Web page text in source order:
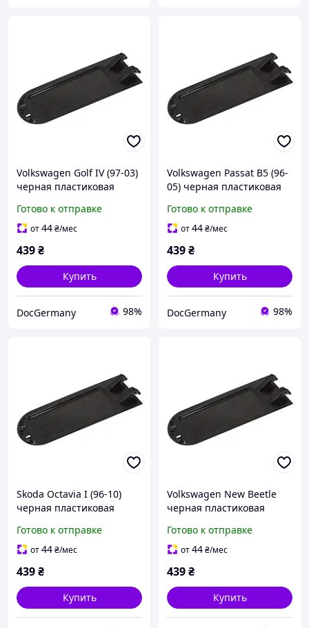
Volkswagen Golf IV (97-03)
черная пластиковая
(без обшивки!),
Фольксваген Гольф 4
Готово к отправке
от44₴/мес
439₴
Купить
DocGermany 98%
Volkswagen Passat B5 (96-
05) черная пластиковая
(без обшивки!),
Фольксваген Пассат Б5
Готово к отправке
от44₴/мес
439₴
Купить
DocGermany 98%
Skoda Octavia I (96-10)
черная пластиковая
(без обшивки!), Шкода
Октавиа 1
Готово к отправке
от44₴/мес
439₴
Купить
Volkswagen New Beetle
черная пластиковая
(без обшивки!),
Фольксваген Нью Битл
Готово к отправке
от44₴/мес
439₴
Купить